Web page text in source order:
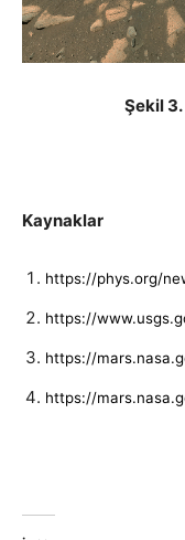
Şekil 3.
Kaynaklar
https://phys.org/
https://
https://
https://